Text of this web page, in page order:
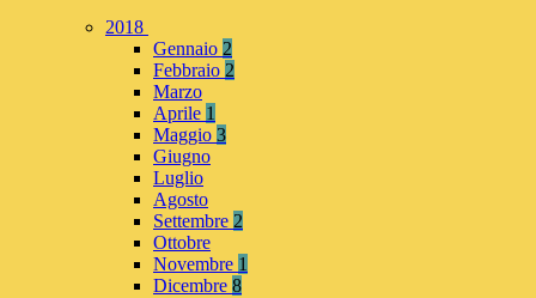
2018
Gennaio 2
Febbraio 2
Marzo
Aprile 1
Maggio 3
Giugno
Luglio
Agosto
Settembre 2
Ottobre
Novembre 1
Dicembre 8